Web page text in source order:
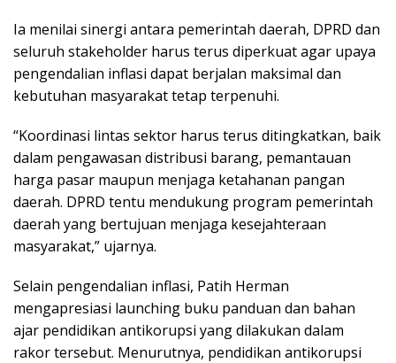
Ia menilai sinergi antara pemerintah daerah, DPRD dan
seluruh stakeholder harus terus diperkuat agar upaya
pengendalian inflasi dapat berjalan maksimal dan
kebutuhan masyarakat tetap terpenuhi.
“Koordinasi lintas sektor harus terus ditingkatkan, baik
dalam pengawasan distribusi barang, pemantauan
harga pasar maupun menjaga ketahanan pangan
daerah. DPRD tentu mendukung program pemerintah
daerah yang bertujuan menjaga kesejahteraan
masyarakat,” ujarnya.
Selain pengendalian inflasi, Patih Herman
mengapresiasi launching buku panduan dan bahan
ajar pendidikan antikorupsi yang dilakukan dalam
rakor tersebut. Menurutnya, pendidikan antikorupsi